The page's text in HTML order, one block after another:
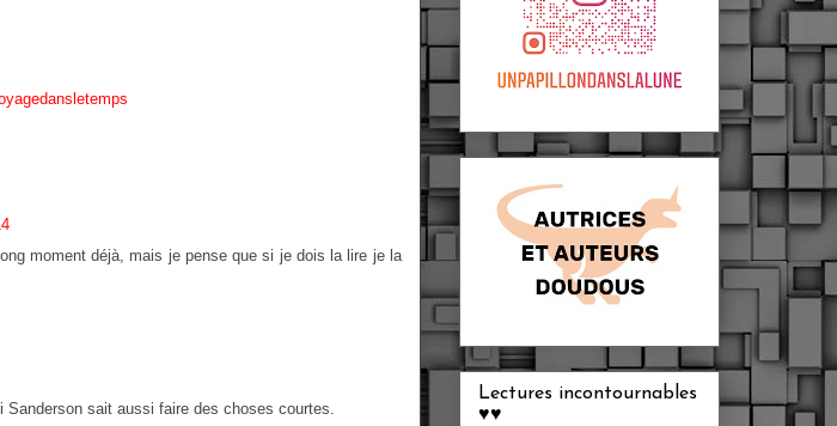
moment déjà, mais je pense que si je dois la lire je la
Sanderson sait aussi faire des choses courtes.
Lectures incontournables
♥♥